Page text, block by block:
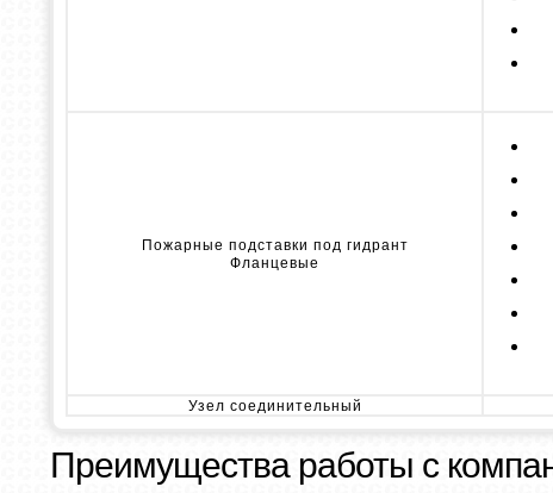
Пожарные подставки под гидрант
Фланцевые
Узел соединительный
Преимущества работы с